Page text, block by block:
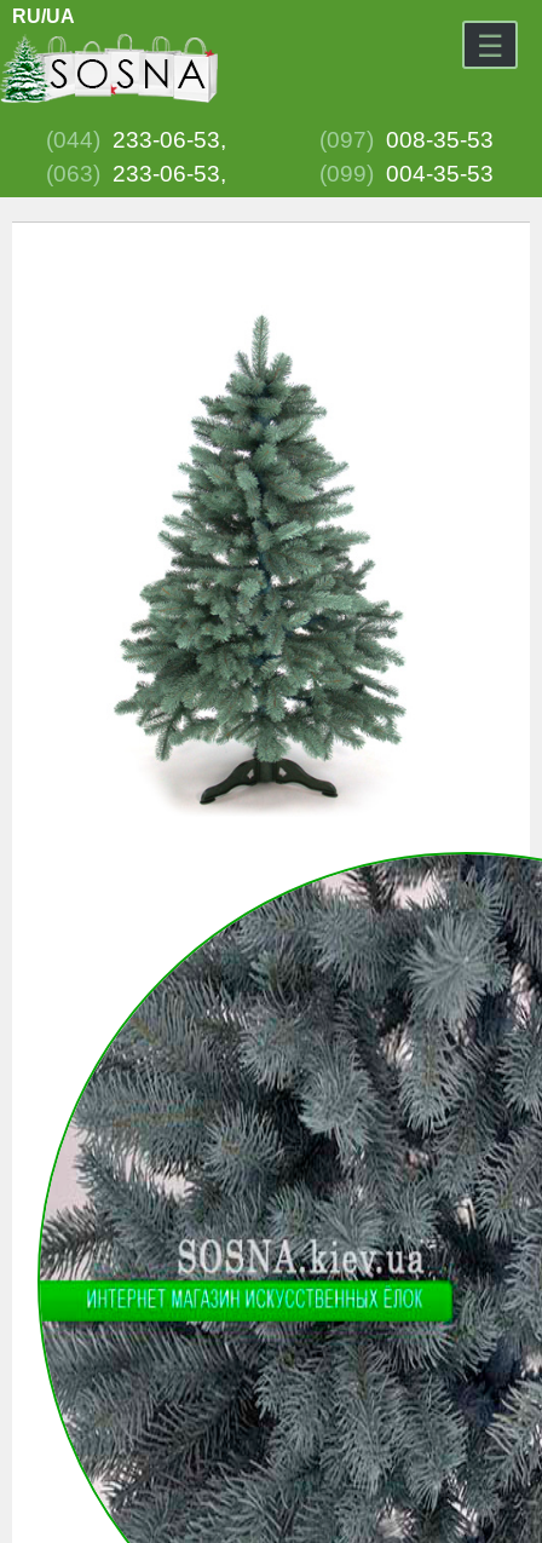
☰
RU/UA
(044) 233-06-53, (097) 008-35-53
(063) 233-06-53, (099) 004-35-53